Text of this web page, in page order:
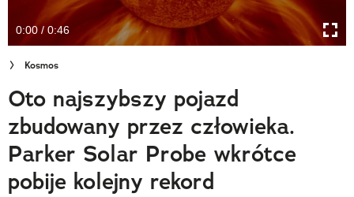
Cuda Polski
Wielki Konkurs Fotograficzny
Trendbook Podróżniczy
Polecane
0:00 / 0:46
Kosmos
Oto najszybszy pojazd
zbudowany przez człowieka.
Parker Solar Probe wkrótce
pobije kolejny rekord